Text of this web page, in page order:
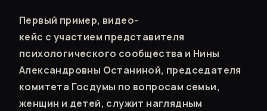
Первый пример, видео-
кейс с участием представителя
психологического сообщества и Нины
Александровны Останиной, председателя
комитета Госдумы по вопросам семьи,
женщин и детей, служит наглядным